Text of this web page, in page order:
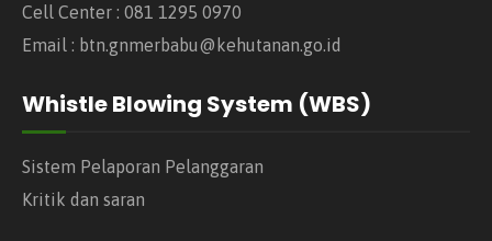
Cell Center : 081 1295 0970
Email : btn.gnmerbabu@kehutanan.go.id
Whistle Blowing System (WBS)
Sistem Pelaporan Pelanggaran
Kritik dan saran